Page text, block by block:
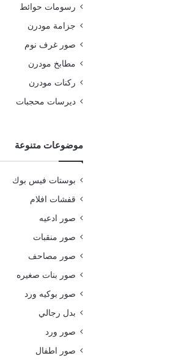
رسومات حوائط
جزامة مودرن
صور غرف نوم
مطابخ مودرن
ركنات مودرن
ديرسات محجبات
موضوعات متنوعة
بوستات فيس بوك
قفشات افلام
صور ادعيه
صور منقبات
صور مصاحف
صور بنات صغيره
صور بوكيه ورد
بدل رجالي
صور ورد
صور اطفال